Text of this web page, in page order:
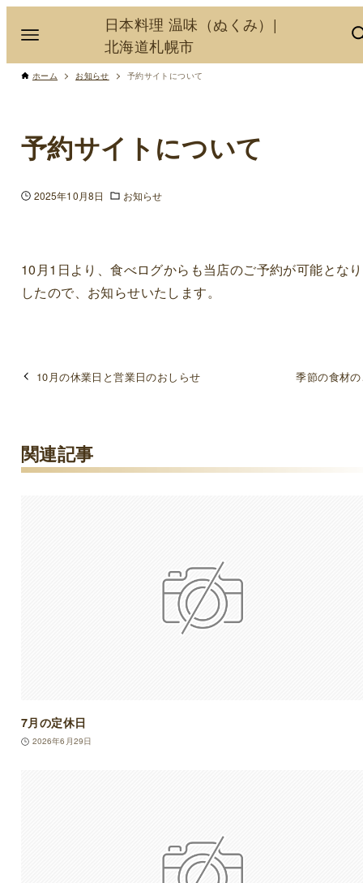
日本料理 温味（ぬくみ）|
北海道札幌市
ホーム お知らせ 予約サイトについて
予約サイトについて
2025年10月8日 お知らせ
10月1日より、食べログからも当店のご予約が可能とな
したので、お知らせいたします。
10月の休業日と営業日のおしらせ 季節の食材
関連記事
7月の定休日
2026年6月29日